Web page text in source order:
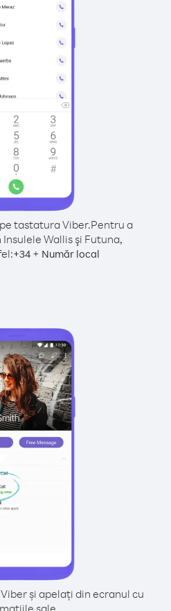
tastatura Viber.Pentru a
Wallis şi Futuna,
+34+ Număr local
și apelați din ecranul cu
sale